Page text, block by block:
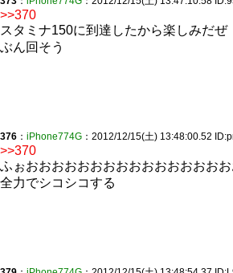
>>370
スタミナ150に到達したから楽しみだぜ
ぶん回そう
376 ： iPhone774G ：2012/12/15(土) 13:48:00.52
>>370
ふぉおおおおおおおおおおおおおおおお
全力でシコシコする